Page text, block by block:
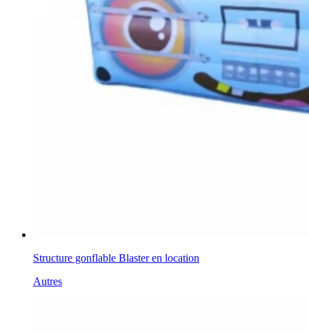
Structure gonflable Blaster en location
Autres